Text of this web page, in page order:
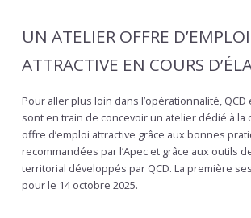
UN ATELIER OFFRE D’EMPLOI
ATTRACTIVE EN COURS
Pour aller plus loin dans l’opérationnalité, QCD
sont en train de concevoir un atelier dédié à la
offre d’emploi attractive grâce aux bonnes
recommandées par l’Apec et grâce aux outils
territorial développés par QCD. La première
pour le 14 octobre 2025.